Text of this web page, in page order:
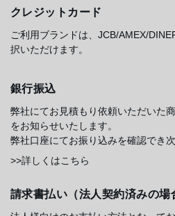
クレジットカード
ご利用ブランドは、JCB/AMEX/
択いただけます。
銀行振込
弊社にてお見積もり依頼いただいた
をお知らせいたします。
弊社口座にてお振り込みを確認でき
>>詳しくはこちら
請求書払い（法人契約済みの場